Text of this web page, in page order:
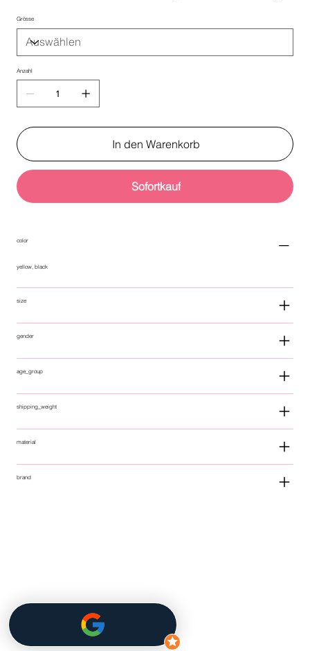
Grösse
Anzahl
In den Warenkorb
Sofortkauf
color
yellow, black
size
gender
age_group
shipping_weight
material
brand